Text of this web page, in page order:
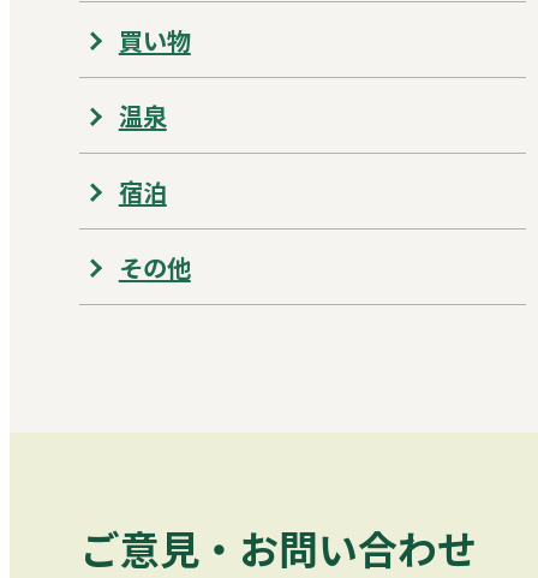
買い物
温泉
宿泊
その他
ご意見・お問い合わせ